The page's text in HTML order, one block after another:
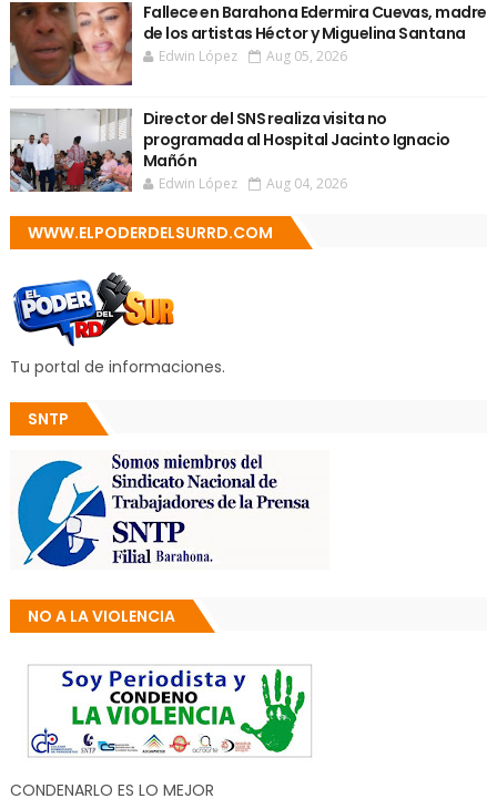
Fallece en Barahona Edermira Cuevas, madre
de los artistas Héctor y Miguelina Santana
Edwin López Aug 05, 2026
Director del SNS realiza visita no
programada al Hospital Jacinto Ignacio
Mañón
Edwin López Aug 04, 2026
WWW.ELPODERDELSURRD.COM
Tu portal de informaciones.
SNTP
NO A LA VIOLENCIA
CONDENARLO ES LO MEJOR